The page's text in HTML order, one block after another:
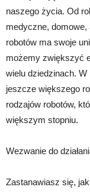
naszego życia. Od
medyczne,
robotów ma swoje
możemy zwiększyć
wielu dziedzinach.
jeszcze większego
rodzajów robotów,
większym stopniu.
Wezwanie do
Zastanawiasz się,